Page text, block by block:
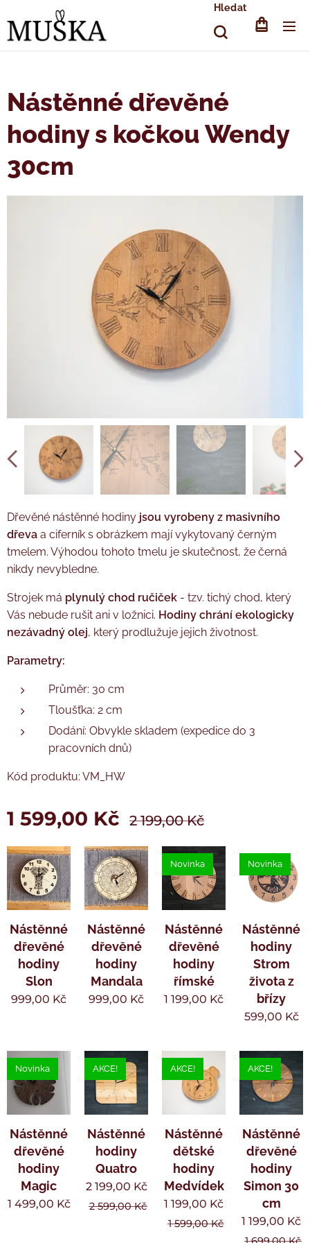
Hledat
Nástěnné dřevěné
hodiny s kočkou Wendy
30cm
Tužková baterie AA není součástí balení.
Tužková baterie AA není součástí balení.
Dřevěné nástěnné hodiny jsou vyrobeny z masivního
dřeva a ciferník s obrázkem mají vykytovaný černým
tmelem. Výhodou tohoto tmelu je skutečnost, že černá
nikdy nevybledne.
Strojek má plynulý chod ručiček - tzv. tichý chod, který
Vás nebude rušit ani v ložnici. Hodiny chrání ekologicky
nezávadný olej, který prodlužuje jejich životnost.
Parametry:
Průměr: 30 cm
Tloušťka: 2 cm
Dodání: Obvykle skladem (expedice do 3
pracovních dnů)
Kód produktu: VM_HW
1 599,00 Kč 2 199,00Kč
Nástěnné
dřevěné
hodiny
Slon
999,00 Kč
Nástěnné
dřevěné
hodiny
Mandala
999,00 Kč
Nástěnné
dřevěné
hodiny
římské
Novinka
1 199,00 Kč
Nástěnné
hodiny
Strom
života z
břízy
Novinka
599,00 Kč
Nástěnné
dřevěné
hodiny
Magic
Novinka
1 499,00 Kč
Nástěnné
hodiny
Quatro
AKCE!
2 199,00 Kč
2 599,00Kč
Nástěnné
dětské
hodiny
Medvídek
AKCE!
1 199,00 Kč
1 599,00Kč
Nástěnné
dřevěné
hodiny
Simon 30
cm
AKCE!
1 199,00 Kč